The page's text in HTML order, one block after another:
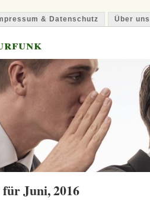
& Datenschutz Über uns
Juni, 2016